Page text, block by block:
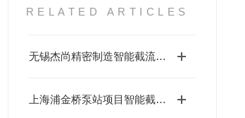
RELATED ARTICLES
无锡杰尚精密制造智能截流井技术对接
上海浦金桥泵站项目智能截流井安装要求